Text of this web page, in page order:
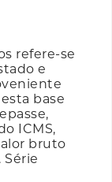
refere-se
e
base
ICMS,
bruto
Série